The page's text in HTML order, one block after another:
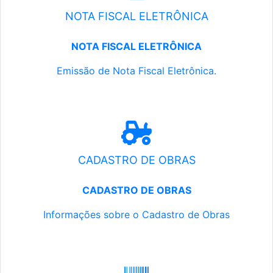
NOTA FISCAL ELETRÔNICA
NOTA FISCAL ELETRÔNICA
Emissão de Nota Fiscal Eletrônica.
CADASTRO DE OBRAS
CADASTRO DE OBRAS
Informações sobre o Cadastro de Obras